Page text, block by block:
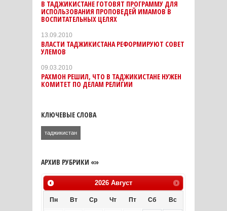
В ТАДЖИКИСТАНЕ ГОТОВЯТ ПРОГРАММУ ДЛЯ
ИСПОЛЬЗОВАНИЯ ПРОПОВЕДЕЙ ИМАМОВ В
ВОСПИТАТЕЛЬНЫХ ЦЕЛЯХ
13.09.2010
ВЛАСТИ ТАДЖИКИСТАНА РЕФОРМИРУЮТ СОВЕТ
УЛЕМОВ
09.03.2010
РАХМОН РЕШИЛ, ЧТО В ТАДЖИКИСТАНЕ НУЖЕН
КОМИТЕТ ПО ДЕЛАМ РЕЛИГИИ
КЛЮЧЕВЫЕ СЛОВА
таджикистан
АРХИВ РУБРИКИ «»
2026 Август
Пн Вт Ср Чт Пт Сб Вс